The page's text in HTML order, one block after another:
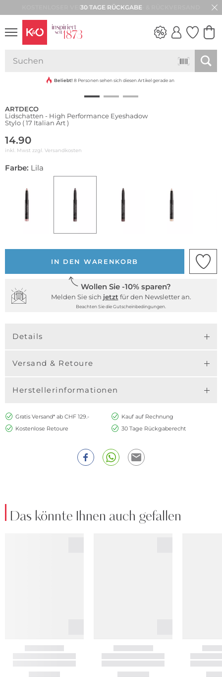
30 TAGE RÜCKGABE
VIBES
Wasserfest
Beliebt! 8 Personen sehen sich diesen Artikel gerade an
ARTDECO
Lidschatten - High Performance Eyeshadow
Stylo ( 17 Italian Art )
14.90
inkl. Mwst zzgl. Versandkosten
Farbe: Lila
IN DEN WARENKORB
Wollen Sie -10% sparen?
Melden Sie sich jetzt für den Newsletter an.
Beachten Sie die Gutscheinbedingungen.
Details
Versand & Retoure
Herstellerinformationen
Gratis Versand* ab CHF 129.-
Kauf auf Rechnung
Kostenlose Retoure
30 Tage Rückgaberecht
Das könnte Ihnen auch gefallen